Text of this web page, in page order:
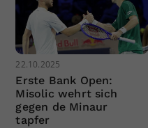
22.10.2025
Erste Bank Open:
Misolic wehrt sich
gegen de Minaur
tapfer